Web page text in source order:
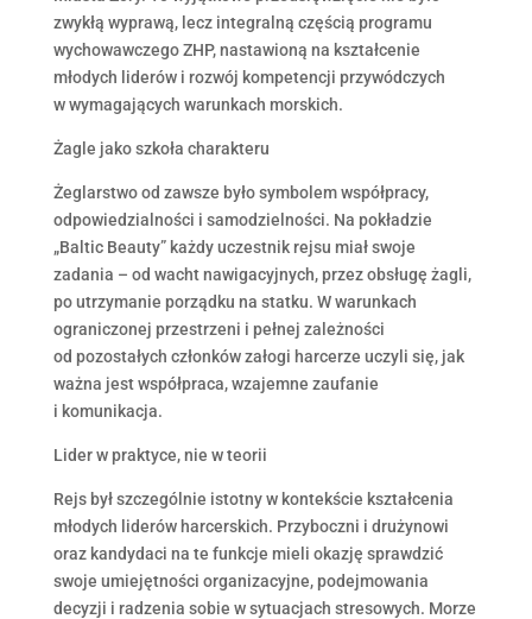
zwykłą wyprawą, lecz integralną częścią programu
wychowawczego ZHP, nastawioną na kształcenie
młodych liderów i rozwój kompetencji przywódczych
w wymagających warunkach morskich.
Żagle jako szkoła charakteru
Żeglarstwo od zawsze było symbolem współpracy,
odpowiedzialności i samodzielności. Na pokładzie
„Baltic Beauty” każdy uczestnik rejsu miał swoje
zadania – od wacht nawigacyjnych, przez obsługę żagli,
po utrzymanie porządku na statku. W warunkach
ograniczonej przestrzeni i pełnej zależności
od pozostałych członków załogi harcerze uczyli się, jak
ważna jest współpraca, wzajemne zaufanie
i komunikacja.
Lider w praktyce, nie w teorii
Rejs był szczególnie istotny w kontekście kształcenia
młodych liderów harcerskich. Przyboczni i drużynowi
oraz kandydaci na te funkcje mieli okazję sprawdzić
swoje umiejętności organizacyjne, podejmowania
decyzji i radzenia sobie w sytuacjach stresowych. Morze